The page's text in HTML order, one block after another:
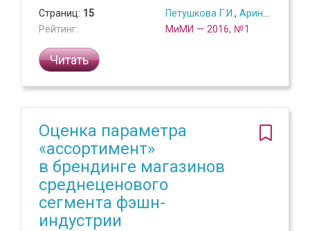
Страниц: 15
Рейтинг:
Петушкова Г.И. , Аринов А.Г.
МиМИ — 2016, №1
Читать
Оценка параметра
«ассортимент»
в брендинге магазинов
среднеценового
сегмента фэшн-
индустрии